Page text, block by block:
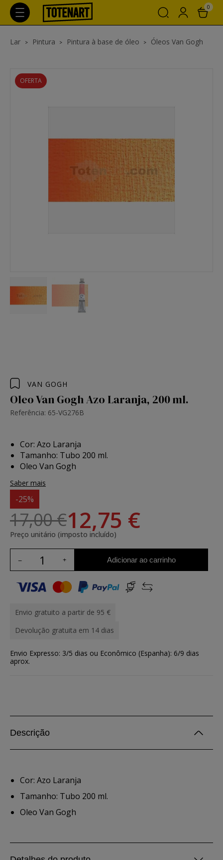
0
Lar Pintura Pintura à base de óleo Óleos Van Gogh
OFERTA
VAN GOGH
Oleo Van Gogh Azo Laranja, 200 ml.
Referência: 65-VG276B
Cor: Azo Laranja
Tamanho: Tubo 200 ml.
Oleo Van Gogh
Saber mais
-25%
17,00 €12,75 €
Preço unitário (imposto incluído)
Adicionar ao carrinho
Envio gratuito a partir de 95 €
Devolução gratuita em 14 dias
Envio Expresso: 3/5 dias ou Econômico (Espanha): 6/9 dias
aprox.
Descrição
Cor: Azo Laranja
Tamanho: Tubo 200 ml.
Oleo Van Gogh